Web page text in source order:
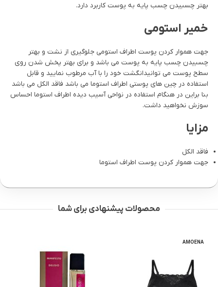
بهتر چسبیدن چسب پایه به پوست کاربرد دارد.
خمیر استومی
جهت هموار کردن پوست اطراف استومی جلوگیری از نشت و بهتر
چسبیدن چسب پایه به پوست می باشد و برای بهتر پخش شدن روی
سطح پوست می توانیدانگشت خود را با آب مرطوب نمایید و قابل
استفاده در چین های پوستی اطراف استوما می باشد فاقد الکل می باشد
بنا براین در هنگام استفاده در نواحی آسیب دیده اطراف استوما احساس
سوزش نخواهید داشت.
مزایا
فاقد الکل
جهت هموار کردن پوست اطراف استوما
محصولات پیشنهادی برای شما